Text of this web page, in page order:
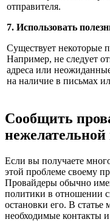
отправителя.
7. Использовать
Существует некоторые
Например, не следует
адреса или
на наличие в письмах
Сообщить
нежелательной
Если вы получаете
этой проблеме своему
Провайдеры обычно
политики в отношении
остановки его. В
необходимые контакты